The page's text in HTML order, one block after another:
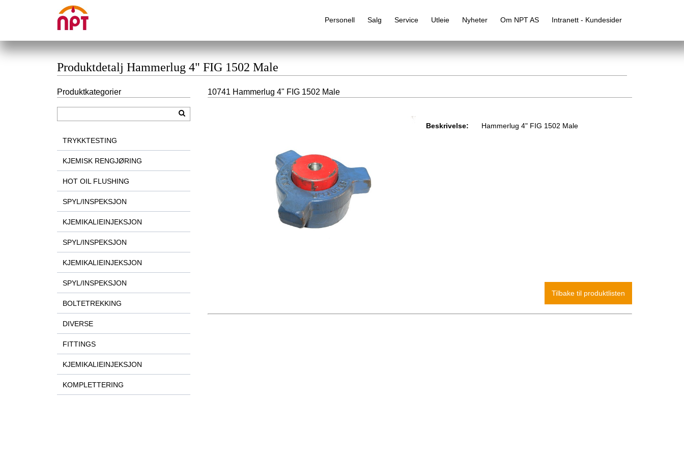
Personell Salg Service Utleie Nyheter Om NPT AS Intranett - Kundesider
Produktdetalj Hammerlug 4" FIG 1502 Male
10741 Hammerlug 4" FIG 1502 Male
Beskrivelse: Hammerlug 4" FIG 1502 Male
Produktkategorier
TRYKKTESTING
KJEMISK RENGJØRING
HOT OIL FLUSHING
SPYL/INSPEKSJON
KJEMIKALIEINJEKSJON
SPYL/INSPEKSJON
KJEMIKALIEINJEKSJON
SPYL/INSPEKSJON
BOLTETREKKING
DIVERSE
FITTINGS
KJEMIKALIEINJEKSJON
KOMPLETTERING